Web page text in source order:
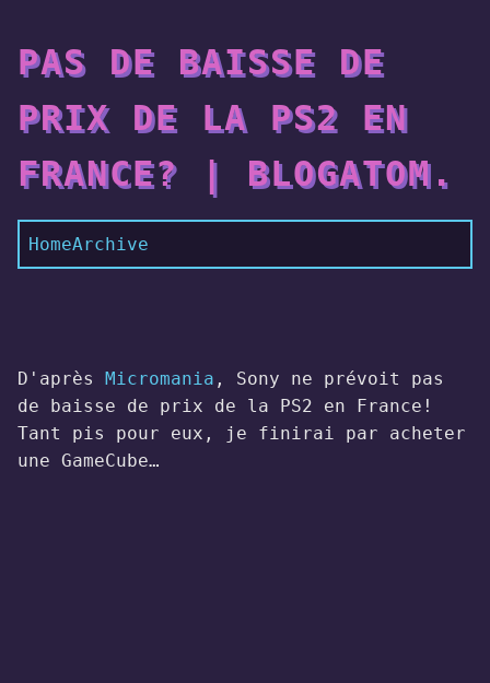
PAS DE BAISSE DE
PRIX DE LA PS2 EN
FRANCE? | BLOGATOM.
HomeArchive
D'après Micromania , Sony ne prévoit pas
de baisse de prix de la PS2 en France!
Tant pis pour eux, je finirai par acheter
une GameCube…